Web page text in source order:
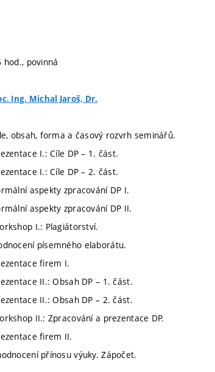
hod., povinná
Ing. Michal Jaroš, Dr.
obsah, forma a časový rozvrh seminářů.
I.: Cíle DP – 1. část.
I.: Cíle DP – 2. část.
aspekty zpracování DP I.
aspekty zpracování DP II.
I.: Plagiátorství.
písemného elaborátu.
firem I.
II.: Obsah DP – 1. část.
II.: Obsah DP – 2. část.
II.: Zpracování a prezentace DP.
firem II.
přínosu výuky. Zápočet.